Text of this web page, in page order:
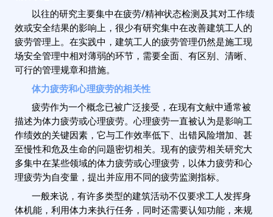
以往的研究主要集中在疲劳/精神状态检测及其对工作绩
效或安全结果的影响上，很少有研究集中在改善建筑工人的
疲劳管理上。在实践中，建筑工人的疲劳管理仍然是施工现
场安全管理中相对薄弱的环节，需要全面、有区别、清晰、
可行的管理规章和措施。
体力疲劳和心理疲劳的相关性
疲劳作为一个概念已被广泛接受，在现有文献中通常被
描述为体力疲劳或心理疲劳。心理疲劳一直被认为是影响工
作绩效的关键因素，它与工作效率低下、出错风险增加、甚
至慢性和危及生命的问题密切相关。现有的疲劳相关研究大
多集中在某些领域的体力疲劳或心理疲劳，以体力疲劳和心
理疲劳为自变量，提出并应用不同的疲劳监测指标。
一般来说，有许多类型的建筑活动不仅要求工人发挥身
体机能，利用体力来执行任务，同时还需要认知功能，来规